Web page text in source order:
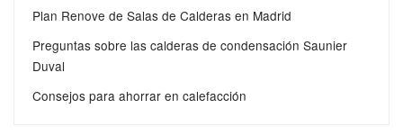
Plan Renove de Salas de Calderas en Madrid
Preguntas sobre las calderas de condensación Saunier
Duval
Consejos para ahorrar en calefacción